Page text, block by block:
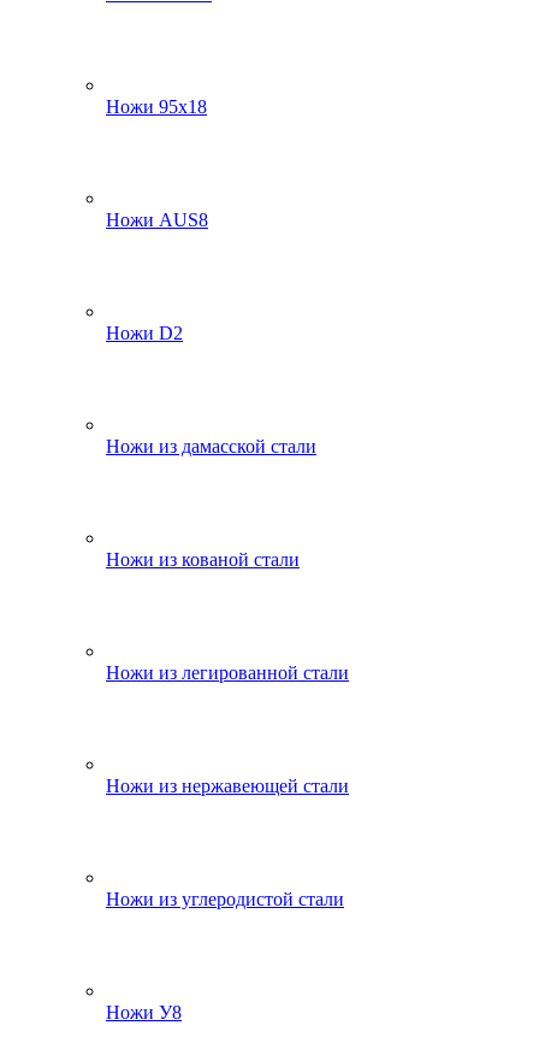
Ножи 95х18
Ножи AUS8
Ножи D2
Ножи из дамасской стали
Ножи из кованой стали
Ножи из легированной стали
Ножи из нержавеющей стали
Ножи из углеродистой стали
Ножи У8